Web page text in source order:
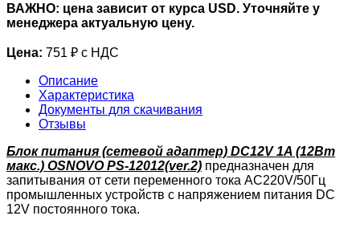
ВАЖНО: цена зависит от курса USD. Уточняйте у
менеджера актуальную цену.
Цена: 751 ₽ с НДС
Описание
Характеристика
Документы для скачивания
Отзывы
Блок питания (сетевой адаптер) DC12V 1A (12Вт
макс.) OSNOVO PS-12012(ver.2) предназначен для
запитывания от сети переменного тока AС220V/50Гц
промышленных устройств c напряжением питания DC
12V постоянного тока.